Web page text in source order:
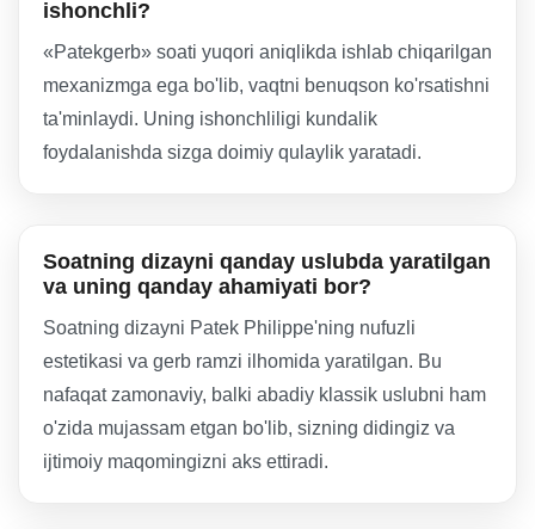
ishonchli?
«Patekgerb» soati yuqori aniqlikda ishlab chiqarilgan
mexanizmga ega bo'lib, vaqtni benuqson ko'rsatishni
ta'minlaydi. Uning ishonchliligi kundalik
foydalanishda sizga doimiy qulaylik yaratadi.
Soatning dizayni qanday uslubda yaratilgan
va uning qanday ahamiyati bor?
Soatning dizayni Patek Philippe'ning nufuzli
estetikasi va gerb ramzi ilhomida yaratilgan. Bu
nafaqat zamonaviy, balki abadiy klassik uslubni ham
o'zida mujassam etgan bo'lib, sizning didingiz va
ijtimoiy maqomingizni aks ettiradi.